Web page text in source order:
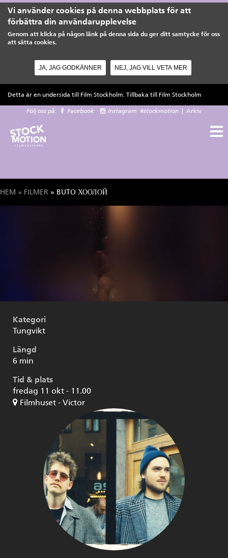
Vi använder cookies på denna webbplats för att
förbättra din användarupplevelse
Genom att klicka på någon länk på denna sida du ger ditt samtycke för oss
att sätta cookies.
JA, JAG GODKÄNNER NEJ, JAG VILL VETA MER
Detta är en undersida till Film Stockholm. Tillbaka till Film Stockholm
Följ oss på: Facebook Instagram #stockmotion Arkiv
Du är här
HEM » FILMER » BUTO ХООЛОЙ
Kategori
Tungvikt
Längd
6 min
Tid & plats
fredag 11 okt - 11.00
Filmhuset - Victor